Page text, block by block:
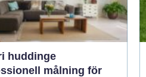
huddinge
målning för